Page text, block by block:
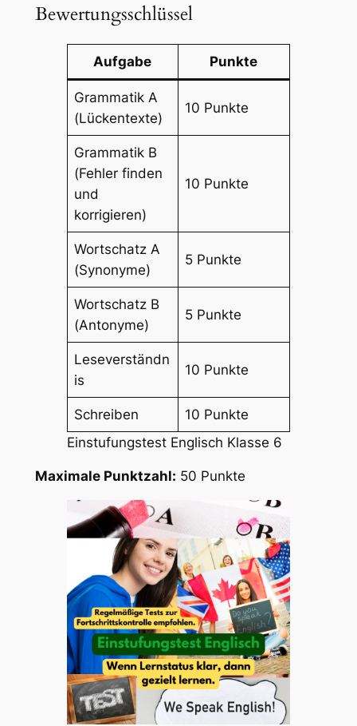
Bewertungsschlüssel
Aufgabe Punkte
Grammatik A
(Lückentexte)
10 Punkte
Grammatik B
(Fehler finden
und
korrigieren)
10 Punkte
Wortschatz A
(Synonyme)
5 Punkte
Wortschatz B
(Antonyme)
5 Punkte
Leseverständn
is
10 Punkte
Schreiben
10 Punkte
Einstufungstest Englisch Klasse 6
Maximale Punktzahl: 50 Punkte